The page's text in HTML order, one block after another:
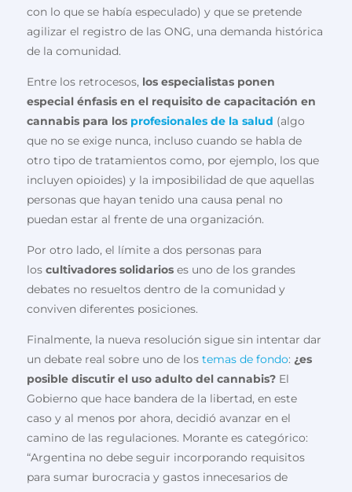
con lo que se había especulado) y que se pretende
agilizar el registro de las ONG, una demanda histórica
de la comunidad.
Entre los retrocesos, los especialistas ponen
especial énfasis en el requisito de capacitación en
cannabis para los profesionales de la salud (algo
que no se exige nunca, incluso cuando se habla de
otro tipo de tratamientos como, por ejemplo, los que
incluyen opioides) y la imposibilidad de que aquellas
personas que hayan tenido una causa penal no
puedan estar al frente de una organización.
Por otro lado, el límite a dos personas para
loscultivadores solidarioses uno de los grandes
debates no resueltos dentro de la comunidad y
conviven diferentes posiciones.
Finalmente, la nueva resolución sigue sin intentar dar
un debate real sobre uno de lostemas de fondo:¿es
posible discutir el uso adulto del cannabis? El
Gobierno que hace bandera de la libertad, en este
caso y al menos por ahora, decidió avanzar en el
camino de las regulaciones. Morante es categórico:
“Argentina no debe seguir incorporando requisitos
para sumar burocracia y gastos innecesarios de